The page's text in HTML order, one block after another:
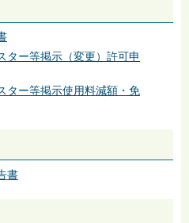
ター等掲示（変更）許可申
ター等掲示使用料減額・免
書